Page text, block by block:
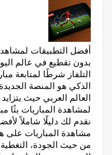
أفضل التطبيقات
بدون تقطيع في عالم
التلفاز شرطًا لمتابعة
الذكي هو المنصة
العالم العربي حيث
لمشاهدة المباريات بثًا
نقدم لك دليلًا شاملاً
مشاهدة المباريات على
من حيث الجودة،